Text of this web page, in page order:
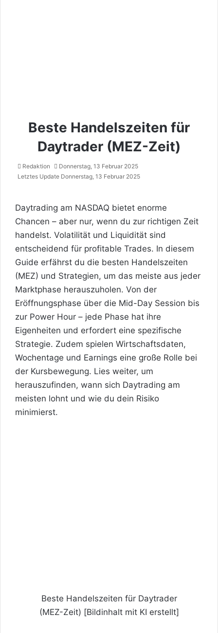
Beste Handelszeiten für
Daytrader (MEZ-Zeit)
Redaktion
Donnerstag, 13 Februar 2025
Letztes Update Donnerstag, 13 Februar 2025
Daytrading am NASDAQ bietet enorme
Chancen – aber nur, wenn du zur richtigen Zeit
handelst. Volatilität und Liquidität sind
entscheidend für profitable Trades. In diesem
Guide erfährst du die besten Handelszeiten
(MEZ) und Strategien, um das meiste aus jeder
Marktphase herauszuholen. Von der
Eröffnungsphase über die Mid-Day Session bis
zur Power Hour – jede Phase hat ihre
Eigenheiten und erfordert eine spezifische
Strategie. Zudem spielen Wirtschaftsdaten,
Wochentage und Earnings eine große Rolle bei
der Kursbewegung. Lies weiter, um
herauszufinden, wann sich Daytrading am
meisten lohnt und wie du dein Risiko
minimierst.
Beste Handelszeiten für Daytrader
(MEZ-Zeit) [Bildinhalt mit KI erstellt]